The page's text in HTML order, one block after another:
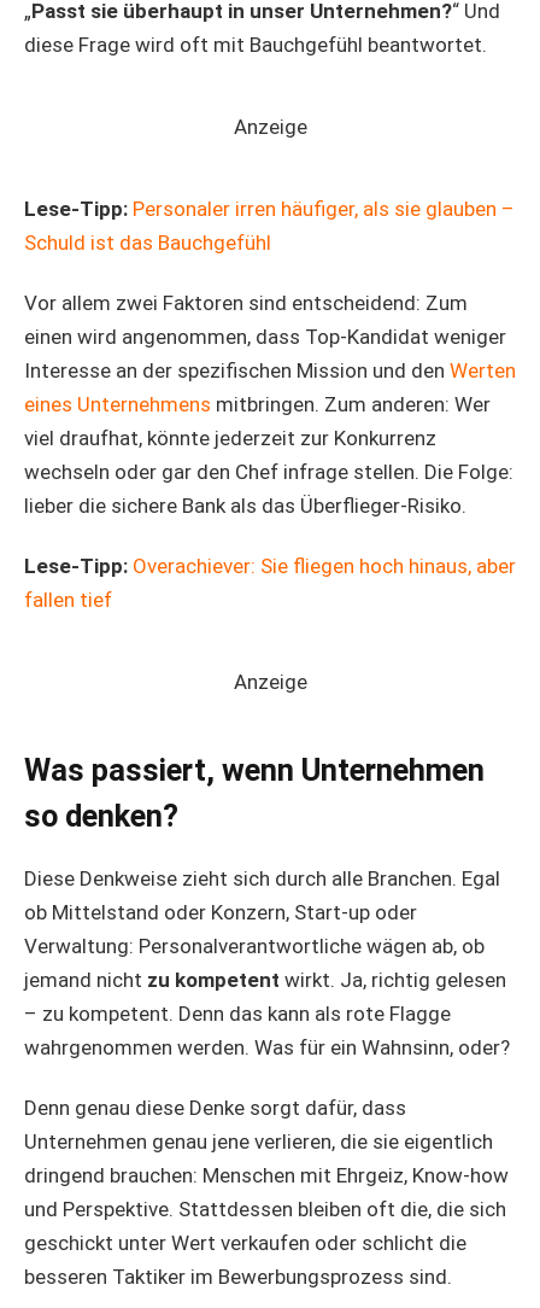
„Passt sie überhaupt in unser Unternehmen?“ Und
diese Frage wird oft mit Bauchgefühl beantwortet.
Anzeige
Lese-Tipp: Personaler irren häufiger, als sie glauben –
Schuld ist das Bauchgefühl
Vor allem zwei Faktoren sind entscheidend: Zum
einen wird angenommen, dass Top-Kandidat weniger
Interesse an der spezifischen Mission und den Werten
eines Unternehmens mitbringen. Zum anderen: Wer
viel draufhat, könnte jederzeit zur Konkurrenz
wechseln oder gar den Chef infrage stellen. Die Folge:
lieber die sichere Bank als das Überflieger-Risiko.
Lese-Tipp: Overachiever: Sie fliegen hoch hinaus, aber
fallen tief
Anzeige
Was passiert, wenn Unternehmen
so denken?
Diese Denkweise zieht sich durch alle Branchen. Egal
ob Mittelstand oder Konzern, Start-up oder
Verwaltung: Personalverantwortliche wägen ab, ob
jemand nicht zu kompetent wirkt. Ja, richtig gelesen
– zu kompetent. Denn das kann als rote Flagge
wahrgenommen werden. Was für ein Wahnsinn, oder?
Denn genau diese Denke sorgt dafür, dass
Unternehmen genau jene verlieren, die sie eigentlich
dringend brauchen: Menschen mit Ehrgeiz, Know-how
und Perspektive. Stattdessen bleiben oft die, die sich
geschickt unter Wert verkaufen oder schlicht die
besseren Taktiker im Bewerbungsprozess sind.